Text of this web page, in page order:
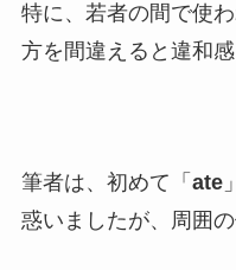
特に、若者の間で使
方を間違えると違和
筆者は、初めて「 ate
惑いましたが、周囲